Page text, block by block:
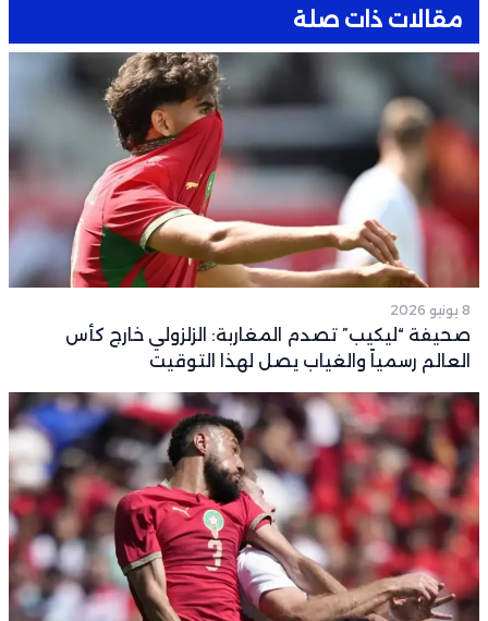
مقالات ذات صلة
8 يونيو 2026
صحيفة “ليكيب” تصدم المغاربة: الزلزولي خارج كأس
العالم رسمياً والغياب يصل لهذا التوقيت